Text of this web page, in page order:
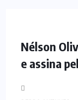
Nélson
e assina